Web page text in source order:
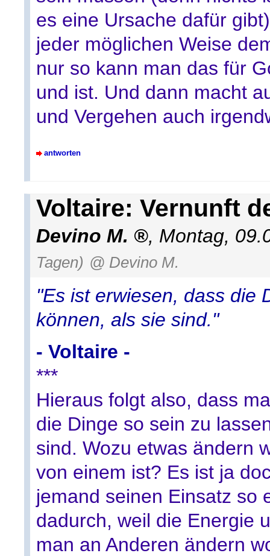
es eine Ursache dafür
jeder möglichen Weise
nur so kann man das für
und ist. Und dann macht
und Vergehen auch
antworten
Voltaire: Vernunft
Devino M. , Montag,
Tagen) @ Devino M.
"Es ist erwiesen, dass die
können, als sie sind."
- Voltaire -
***
Hieraus folgt also, dass
die Dinge so sein zu
sind. Wozu etwas ändern
von einem ist? Es ist ja
jemand seinen Einsatz so
dadurch, weil die Energie
man an Anderen ändern